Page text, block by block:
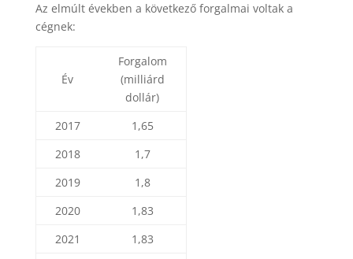
Az elmúlt években a következő forgalmai voltak a
cégnek:
Év
Forgalom
(milliárd
dollár)
2017
1,65
2018
1,7
2019
1,8
2020
1,83
2021
1,83